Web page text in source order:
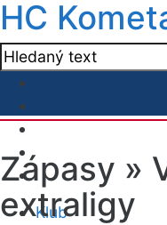
HC
Klub
Zápasy »
extraligy